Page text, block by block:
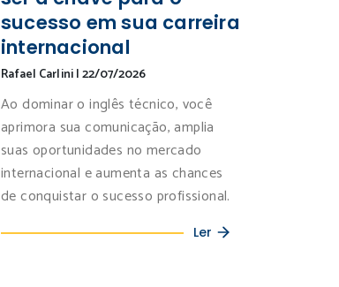
sucesso em sua carreira
internacional
Rafael Carlini|22/07/2026
Ao dominar o inglês técnico, você
aprimora sua comunicação, amplia
suas oportunidades no mercado
internacional e aumenta as chances
de conquistar o sucesso profissional.
Ler